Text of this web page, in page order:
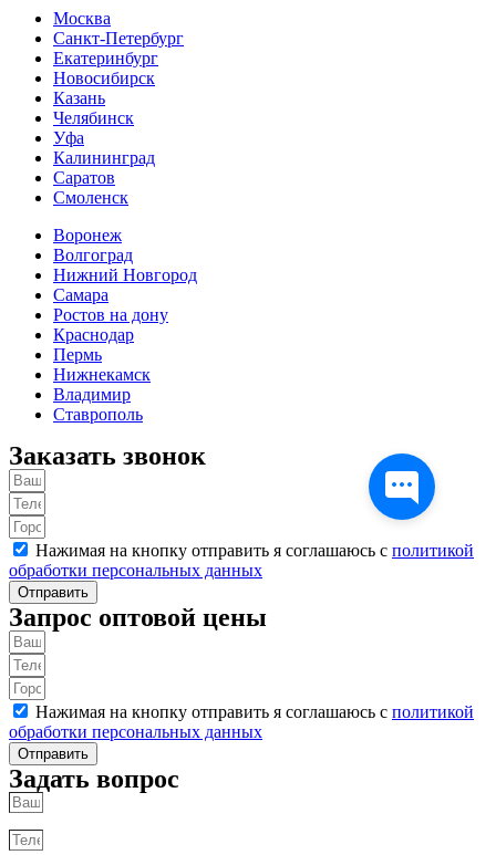
Москва
Санкт-Петербург
Екатеринбург
Новосибирск
Казань
Челябинск
Уфа
Калининград
Саратов
Смоленск
Воронеж
Волгоград
Нижний Новгород
Самара
Ростов на дону
Краснодар
Пермь
Нижнекамск
Владимир
Ставрополь
Заказать звонок
Нажимая на кнопку отправить я соглашаюсь с политикой
обработки персональных данных
Отправить
Запрос оптовой цены
Нажимая на кнопку отправить я соглашаюсь с политикой
обработки персональных данных
Отправить
Задать вопрос